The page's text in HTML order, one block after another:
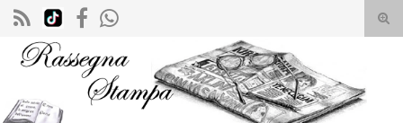
il
Search for: